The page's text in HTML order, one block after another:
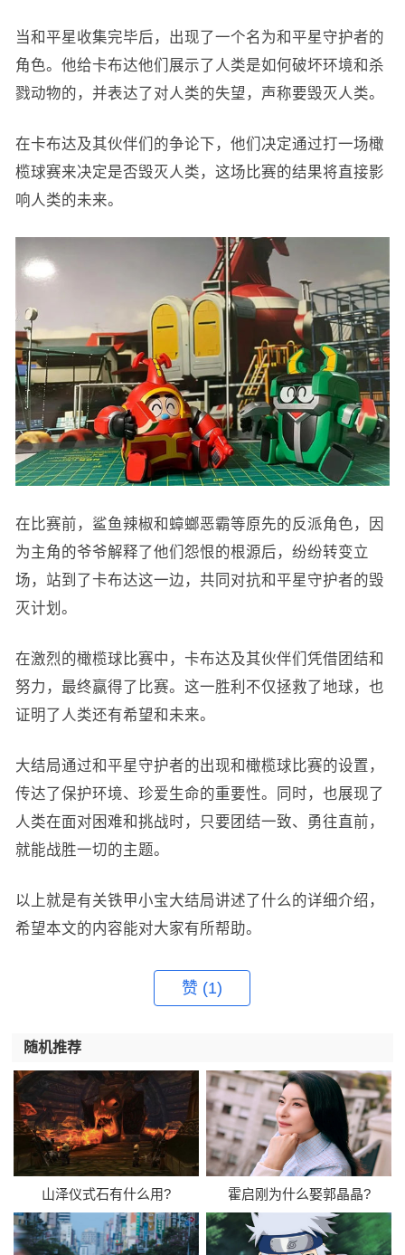
当和平星收集完毕后，出现了一个名为和平星守护者的
角色。他给卡布达他们展示了人类是如何破坏环境和杀
戮动物的，并表达了对人类的失望，声称要毁灭人类。
在卡布达及其伙伴们的争论下，他们决定通过打一场橄
榄球赛来决定是否毁灭人类，这场比赛的结果将直接影
响人类的未来。
在比赛前，鲨鱼辣椒和蟑螂恶霸等原先的反派角色，因
为主角的爷爷解释了他们怨恨的根源后，纷纷转变立
场，站到了卡布达这一边，共同对抗和平星守护者的毁
灭计划。
在激烈的橄榄球比赛中，卡布达及其伙伴们凭借团结和
努力，最终赢得了比赛。这一胜利不仅拯救了地球，也
证明了人类还有希望和未来。
大结局通过和平星守护者的出现和橄榄球比赛的设置，
传达了保护环境、珍爱生命的重要性。同时，也展现了
人类在面对困难和挑战时，只要团结一致、勇往直前，
就能战胜一切的主题。
以上就是有关铁甲小宝大结局讲述了什么的详细介绍，
希望本文的内容能对大家有所帮助。
赞 (1)
随机推荐
山泽仪式石有什么用? 霍启刚为什么娶郭晶晶?